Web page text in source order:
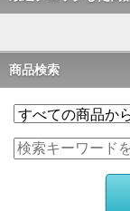
商品検索